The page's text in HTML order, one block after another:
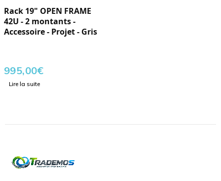
Rack 19" OPEN FRAME
42U - 2 montants -
Accessoire - Projet - Gris
995,00€
Lire la suite